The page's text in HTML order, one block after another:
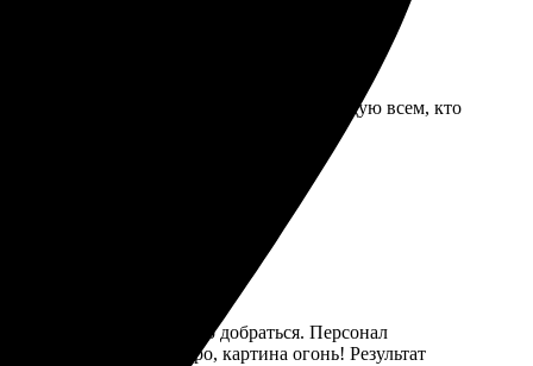
идеально вписалось в интерьер. Рекомендую всем, кто
в центре, легко добраться. Персонал
выполнена быстро, картина огонь! Результат